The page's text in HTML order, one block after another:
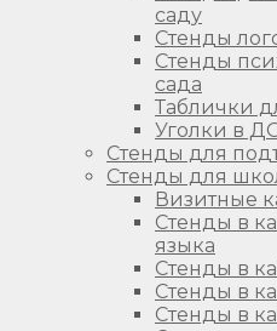
саду
Стенды
Стенды
сада
Таблички
Уголки в
Стенды для
Стенды для
Визитные
Стенды в
языка
Стенды в
Стенды в
Стенды в